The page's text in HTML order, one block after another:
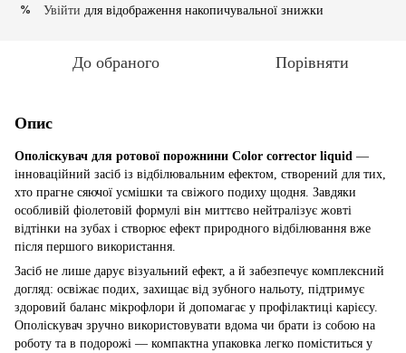
% Увійти для відображення накопичувальної знижки
До обраного Порівняти
Опис
Ополіскувач для ротової порожнини Color corrector liquid —
інноваційний засіб із відбілювальним ефектом, створений для тих,
хто прагне сяючої усмішки та свіжого подиху щодня. Завдяки
особливій фіолетовій формулі він миттєво нейтралізує жовті
відтінки на зубах і створює ефект природного відбілювання вже
після першого використання.
Засіб не лише дарує візуальний ефект, а й забезпечує комплексний
догляд: освіжає подих, захищає від зубного нальоту, підтримує
здоровий баланс мікрофлори й допомагає у профілактиці карієсу.
Ополіскувач зручно використовувати вдома чи брати із собою на
роботу та в подорожі — компактна упаковка легко поміститься у